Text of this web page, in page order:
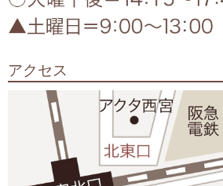
アクセス